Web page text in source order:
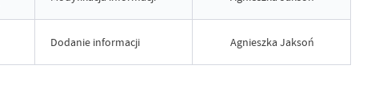
Dodanie informacji Agnieszka Jaksoń